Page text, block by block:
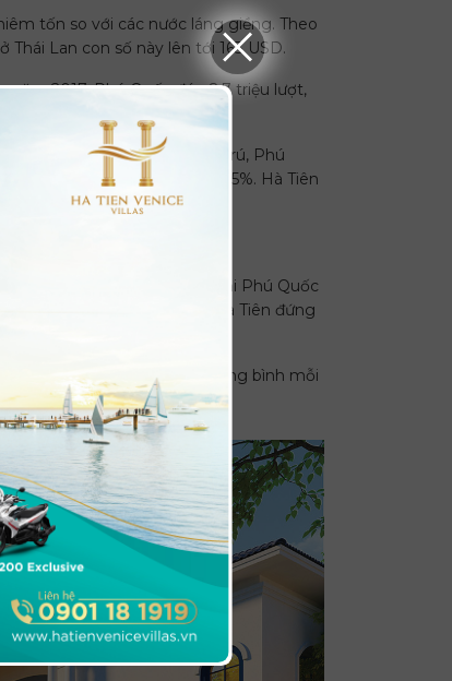
tốn so với các nước láng giềng. Theo
Lan con số này lên tới 163 USD.
2017, Phú Quốc đón 2,7 triệu lượt,
tỷ đồng.
đa dạng. Chỉ tính riêng lưu trú, Phú
phòng cao cấp chỉ chiếm 0,5%. Hà Tiên
quan, du lịch, tập trung tại Phú Quốc
đứng hạng nhất và TP.Hà Tiên đứng
1998. Đồng nghĩa với việc trung bình mỗi